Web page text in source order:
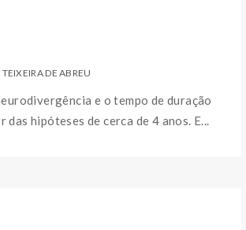
TEIXEIRA DE ABREU
e o tempo de duração
das hipóteses de cerca de 4 anos. E...